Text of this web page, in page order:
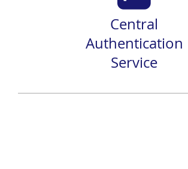
Central
Authentication
Service